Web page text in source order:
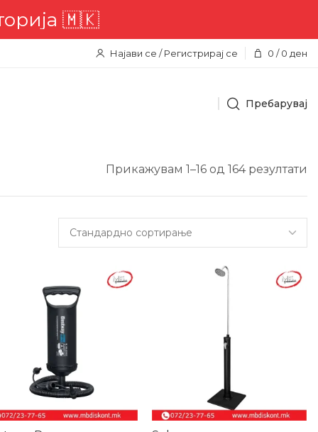
🇲🇰
Најави се / Регистрирај се 0 / 0 ден
Пребарувај
Прикажувам 1–16 од 164 резултати